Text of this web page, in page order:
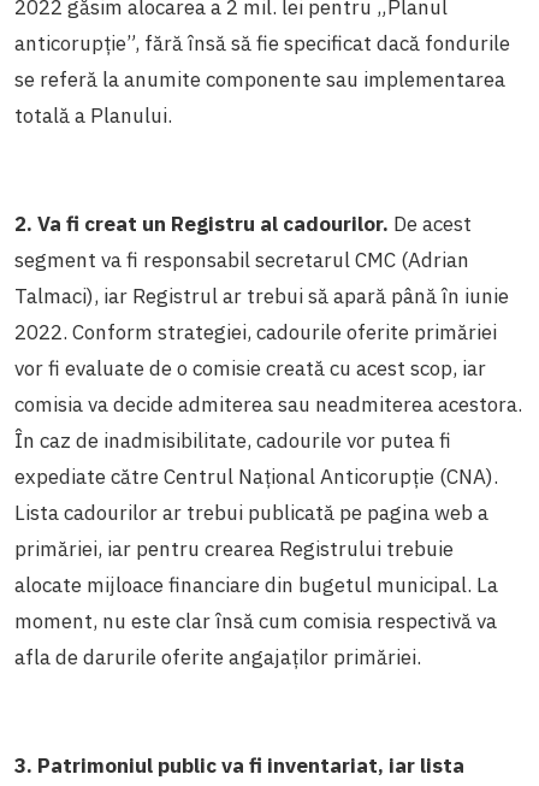
2022 găsim alocarea a 2 mil. lei pentru „Planul
anticorupție”, fără însă să fie specificat dacă fondurile
se referă la anumite componente sau implementarea
totală a Planului.
2. Va fi creat un Registru al cadourilor. De acest
segment va fi responsabil secretarul CMC (Adrian
Talmaci), iar Registrul ar trebui să apară până în iunie
2022. Conform strategiei, cadourile oferite primăriei
vor fi evaluate de o comisie creată cu acest scop, iar
comisia va decide admiterea sau neadmiterea acestora.
În caz de inadmisibilitate, cadourile vor putea fi
expediate către Centrul Național Anticorupție (CNA).
Lista cadourilor ar trebui publicată pe pagina web a
primăriei, iar pentru crearea Registrului trebuie
alocate mijloace financiare din bugetul municipal. La
moment, nu este clar însă cum comisia respectivă va
afla de darurile oferite angajaților primăriei.
3. Patrimoniul public va fi inventariat, iar lista